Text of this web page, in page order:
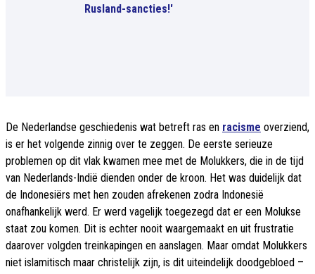
Rusland-sancties!'
De Nederlandse geschiedenis wat betreft ras en racisme overziend,
is er het volgende zinnig over te zeggen. De eerste serieuze
problemen op dit vlak kwamen mee met de Molukkers, die in de tijd
van Nederlands-Indië dienden onder de kroon. Het was duidelijk dat
de Indonesiërs met hen zouden afrekenen zodra Indonesië
onafhankelijk werd. Er werd vagelijk toegezegd dat er een Molukse
staat zou komen. Dit is echter nooit waargemaakt en uit frustratie
daarover volgden treinkapingen en aanslagen. Maar omdat Molukkers
niet islamitisch maar christelijk zijn, is dit uiteindelijk doodgebloed –